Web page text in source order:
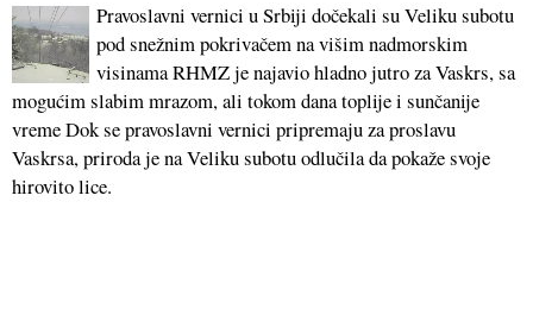
Pravoslavni vernici u Srbiji dočekali su Veliku subotu
pod snežnim pokrivačem na višim nadmorskim
visinama RHMZ je najavio hladno jutro za Vaskrs, sa
mogućim slabim mrazom, ali tokom dana toplije i sunčanije
vreme Dok se pravoslavni vernici pripremaju za proslavu
Vaskrsa, priroda je na Veliku subotu odlučila da pokaže svoje
hirovito lice.